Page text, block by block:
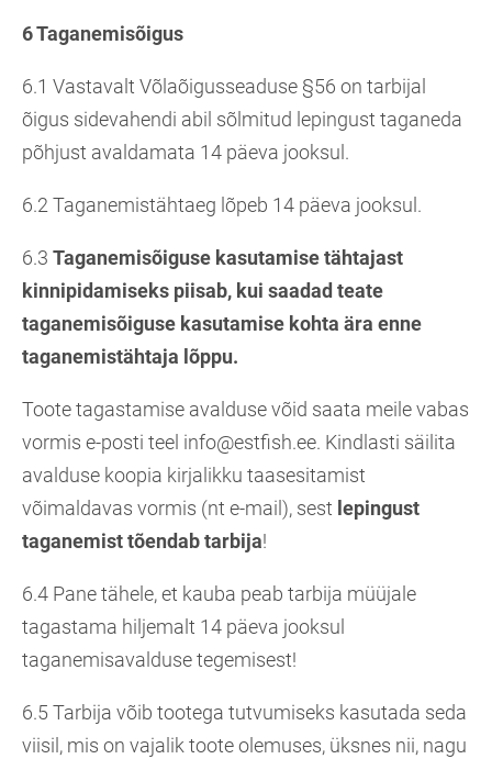
6 Taganemisõigus
6.1 Vastavalt Võlaõigusseaduse §56 on tarbijal
õigus sidevahendi abil sõlmitud lepingust taganeda
põhjust avaldamata 14 päeva jooksul.
6.2 Taganemistähtaeg lõpeb 14 päeva jooksul.
6.3 Taganemisõiguse kasutamise tähtajast
kinnipidamiseks piisab, kui saadad teate
taganemisõiguse kasutamise kohta ära enne
taganemistähtaja lõppu.
Toote tagastamise avalduse võid saata meile vabas
vormis e-posti teel info@estfish.ee. Kindlasti säilita
avalduse koopia kirjalikku taasesitamist
võimaldavas vormis (nt e-mail), sest lepingust
taganemist tõendab tarbija!
6.4 Pane tähele, et kauba peab tarbija müüjale
tagastama hiljemalt 14 päeva jooksul
taganemisavalduse tegemisest!
6.5 Tarbija võib tootega tutvumiseks kasutada seda
viisil, mis on vajalik toote olemuses, üksnes nii, nagu